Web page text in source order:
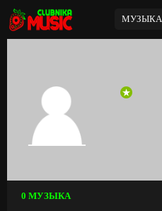
МУЗЫКА
0 МУЗЫКА